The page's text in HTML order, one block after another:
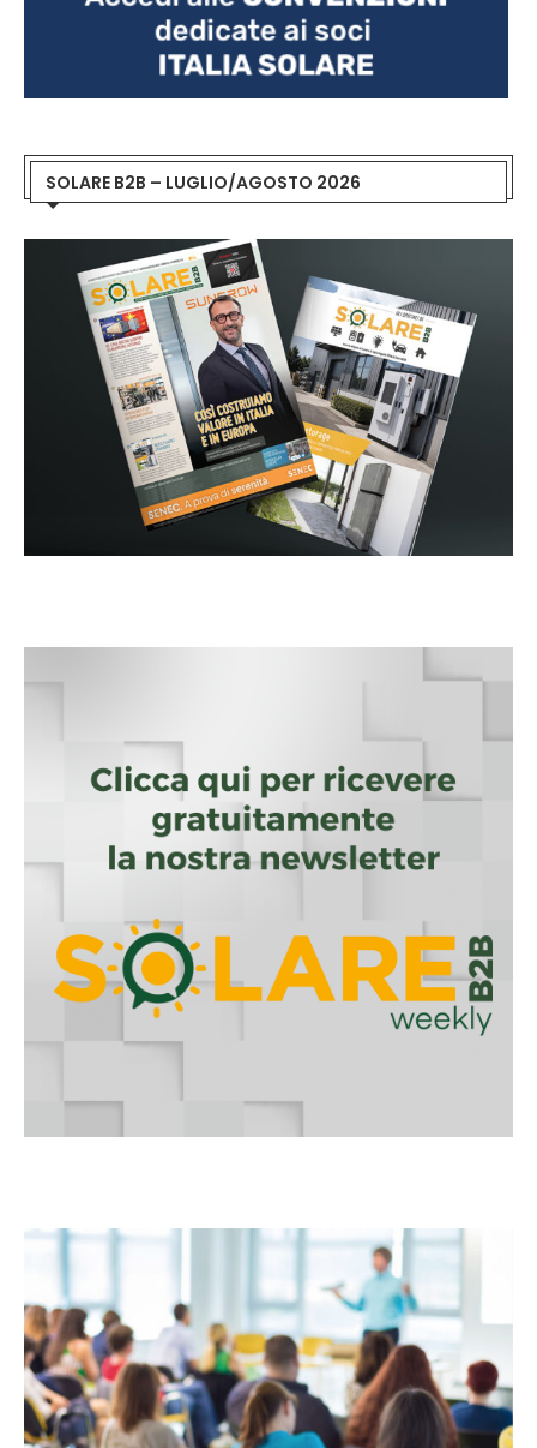
SOLARE B2B – LUGLIO/AGOSTO 2026